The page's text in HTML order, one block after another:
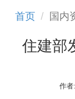
首页 国内
住建部
作者: